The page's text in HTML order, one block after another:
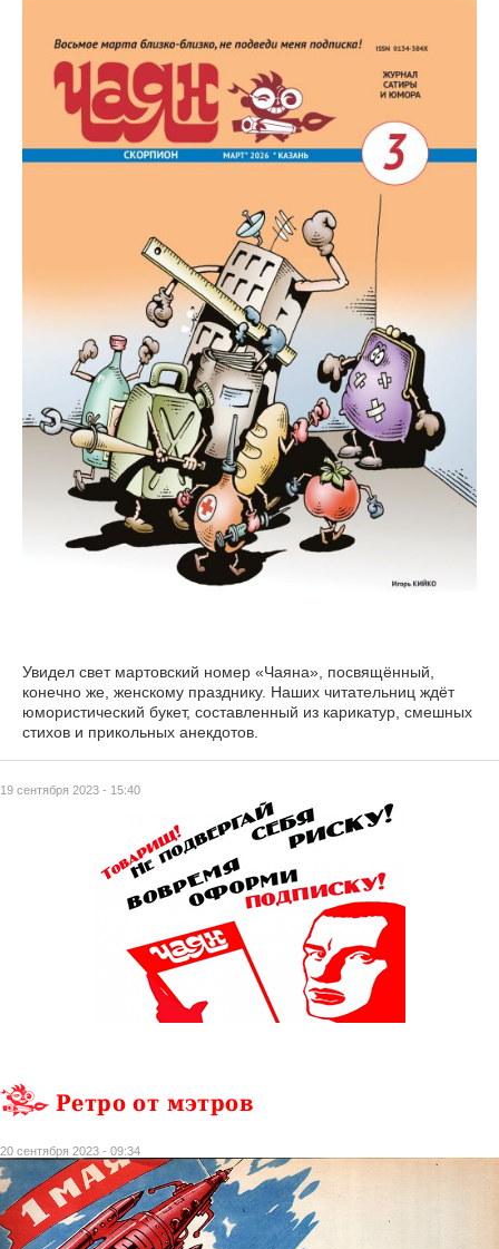
19 сентября 2023 - 15:40
Увидел свет мартовский номер «Чаяна», посвящённый,
конечно же, женскому празднику. Наших читательниц ждёт
юмористический букет, составленный из карикатур, смешных
стихов и прикольных анекдотов.
Ретро от мэтров
20 сентября 2023 - 09:34